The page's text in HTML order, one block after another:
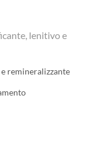
lenitivo e
remineralizzante